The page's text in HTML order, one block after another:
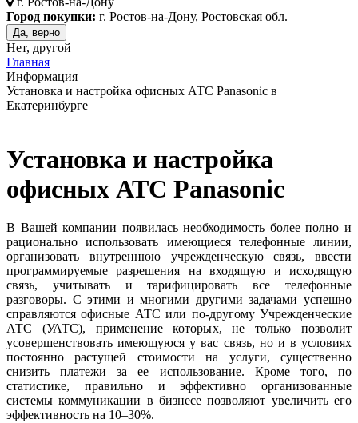
Город покупки: г. Ростов-на-Дону, Ростовская обл.
Да, верно
Нет, другой
Главная
Информация
Установка и настройка офисных АТС Panasonic в
Екатеринбурге
Установка и настройка
офисных АТС Panasonic
В Вашей компании появилась необходимость более полно и
рационально использовать имеющиеся телефонные линии,
организовать внутреннюю учрежденческую связь, ввести
программируемые разрешения на входящую и исходящую
связь, учитывать и тарифицировать все телефонные
разговоры. С этими и многими другими задачами успешно
справляются офисные АТС или по-другому Учрежденческие
АТС (УАТС), применение которых, не только позволит
усовершенствовать имеющуюся у вас связь, но и в условиях
постоянно растущей стоимости на услуги, существенно
снизить платежи за ее использование. Кроме того, по
статистике, правильно и эффективно организованные
системы коммуникации в бизнесе позволяют увеличить его
эффективность на 10–30%.